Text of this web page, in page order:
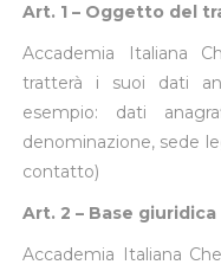
Art. 1 – Oggetto del
Accademia Italiana
tratterà i suoi dati
esempio: dati
denominazione, sede
contatto)
Art. 2 – Base
Accademia Italiana